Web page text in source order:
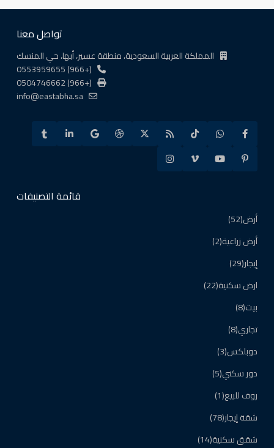
تواصل معنا
المملكة العربية السعودية، منطقة عسير، أبها، حي المنسك
(+966) 0553959655
(+966) 0504746662
info@eastabha.sa
قائمة التصنيفات
أرض(52)
أرض زراعية(2)
إيجار(29)
ارض سكنية(22)
بيت(8)
تجاري(8)
دوبلكس(3)
دور سكني(5)
روف للبيع(1)
شقة إيجار(78)
شقق سكنية(14)